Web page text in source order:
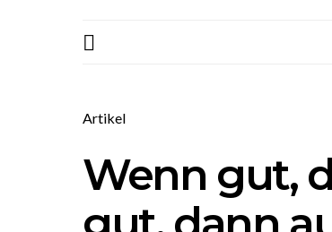
Artikel
Wenn gut,